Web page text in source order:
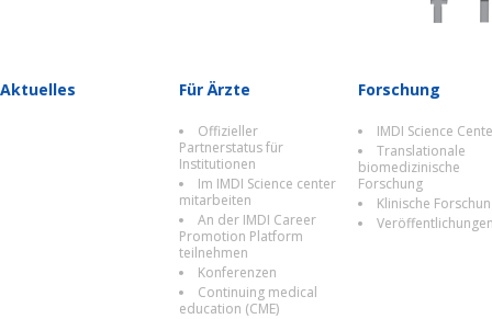
Aktuelles Für Ärzte
Offizieller
Partnerstatus für
Institutionen
Im IMDI Science center
mitarbeiten
An der IMDI Career
Promotion Platform
teilnehmen
Konferenzen
Continuing medical
education (CME)
Forschung
IMDI Science
Translationale
biomedizinische
Forschung
Klinische